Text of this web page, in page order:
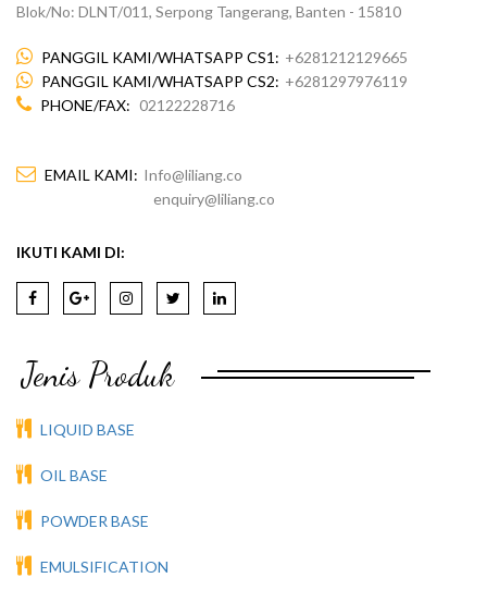
Blok/No: DLNT/011, Serpong Tangerang, Banten - 15810
PANGGIL KAMI/WHATSAPP CS1: +6281212129665
PANGGIL KAMI/WHATSAPP CS2: +6281297976119
PHONE/FAX: 02122228716
EMAIL KAMI: Info@liliang.co
enquiry@liliang.co
IKUTI KAMI DI:
Jenis Produk
LIQUID BASE
OIL BASE
POWDER BASE
EMULSIFICATION